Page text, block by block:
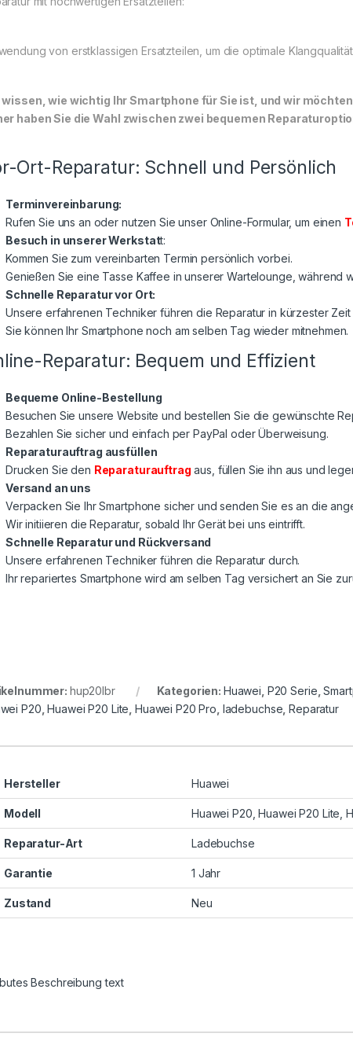
von erstklassigen Ersatzteilen, um die optimale
wissen, wie wichtig Ihr Smartphone für Sie ist, und wir
haben Sie die Wahl zwischen zwei bequemen
Ort-Reparatur: Schnell und Persönlich
Terminvereinbarung:
Rufen Sie uns an oder nutzen Sie unser Online-Formular, um einen
Besuch in unserer Werkstatt:
Kommen Sie zum vereinbarten Termin persönlich vorbei.
Genießen Sie eine Tasse Kaffee in unserer Wartelounge, während
Schnelle Reparatur vor Ort:
Unsere erfahrenen Techniker führen die Reparatur in kürzester Zeit
Sie können Ihr Smartphone noch am selben Tag wieder mitnehmen.
Reparatur: Bequem und Effizient
Bequeme Online-Bestellung
Besuchen Sie unsere Website und bestellen Sie die gewünschte
Bezahlen Sie sicher und einfach per PayPal oder Überweisung.
Reparaturauftrag ausfüllen
Drucken Sie den Reparaturauftrag aus, füllen Sie ihn aus und
Versand an uns
Verpacken Sie Ihr Smartphone sicher und senden Sie es an die
Wir initiieren die Reparatur, sobald Ihr Gerät bei uns eintrifft.
Schnelle Reparatur und Rückversand
Unsere erfahrenen Techniker führen die Reparatur durch.
Ihr repariertes Smartphone wird am selben Tag versichert an Sie
hup20lbr Kategorien: Huawei P20 Serie ,
P20 ,Huawei P20 Lite Huawei P20 Pro ladebuchse ,Reparatur
Hersteller Huawei
Modell Huawei P20, Huawei P20 Lite,
Reparatur-Art Ladebuchse
Garantie 1 Jahr
Zustand Neu
Beschreibung text